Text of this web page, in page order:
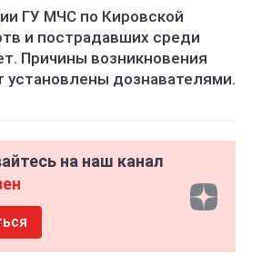
ГУ МЧС по Кировской
и пострадавших среди
Причины возникновения
установлены дознавателями.
на наш канал